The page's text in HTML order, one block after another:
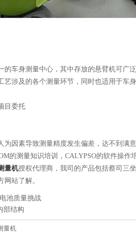
身测量中心，其中存放的悬臂机可广
艺涉及的各个测量环节，同时也适用于车
目委托
素导致测量精度发生偏差，达不到满
的测量知识培训，CALYPSO的软件操作
量机授权代理商，我司的产品包括蔡司三
站了解。
池质量挑战
部结构
量机